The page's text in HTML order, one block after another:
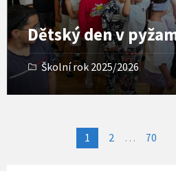
Dětský den v
Školní rok 2025/2026
1 2 … 70